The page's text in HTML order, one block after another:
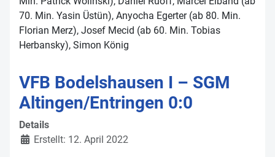
70. Min. Yasin Üstün), Anyocha Egerter (ab 80. Min.
Florian Merz), Josef Mecid (ab 60. Min. Tobias
Herbansky), Simon König
VFB Bodelshausen I – SGM
Altingen/Entringen 0:0
Details
Erstellt: 12. April 2022